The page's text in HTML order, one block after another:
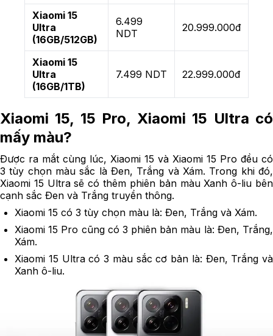
Xiaomi 15
Ultra
(16GB/512GB)
6.499
NDT
20.999.000đ
Xiaomi 15
Ultra
(16GB/1TB)
7.499 NDT 22.999.000đ
Xiaomi 15, 15 Pro, Xiaomi 15 Ultra có
mấy màu?
Được ra mắt cùng lúc, Xiaomi 15 và Xiaomi 15 Pro đều có
3 tùy chọn màu sắc là Đen, Trắng và Xám. Trong khi đó,
Xiaomi 15 Ultra sẽ có thêm phiên bản màu Xanh ô-liu bên
cạnh sắc Đen và Trắng truyền thông.
Xiaomi 15 có 3 tùy chọn màu là: Đen, Trắng và Xám.
Xiaomi 15 Pro cũng có 3 phiên bản màu là: Đen, Trắng,
Xám.
Xiaomi 15 Ultra có 3 màu sắc cơ bản là: Đen, Trắng và
Xanh ô-liu.